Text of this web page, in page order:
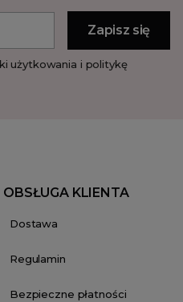
użytkowania i politykę
OBSŁUGA KLIENTA
Dostawa
Regulamin
Bezpieczne płatności